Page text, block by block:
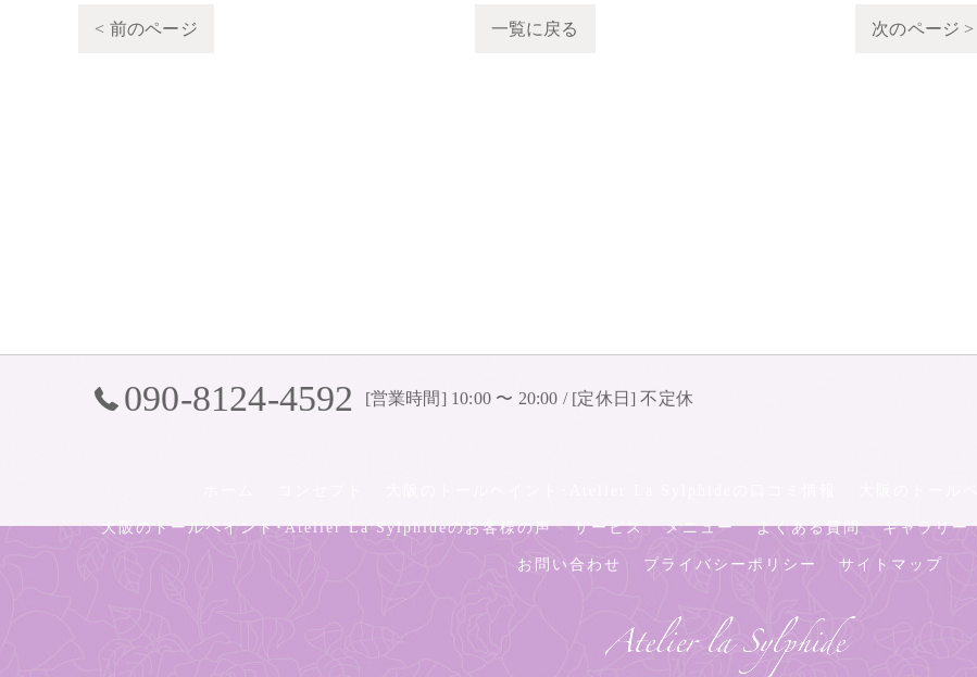
< 前のページ 一覧に戻る 次のページ >
090-8124-4592 [営業時間] 10:00 〜 20:00 / [定休日] 不定休
大阪のトールペイント･Atelier La Sylphideのお客様の声 サービス メニュー よくある質問 ギャラリー
お問い合わせ プライバシーポリシー サイトマップ